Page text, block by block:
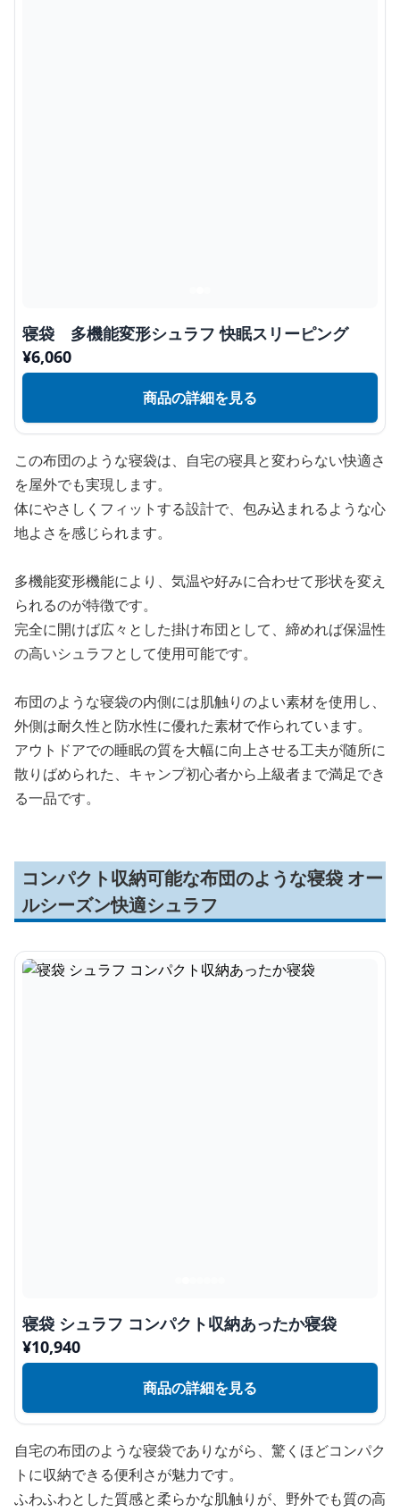
寝袋 多機能変形シュラフ 快眠スリーピング
¥6,060
商品の詳細を見る
この布団のような寝袋は、自宅の寝具と変わらない快適さ
を屋外でも実現します。
体にやさしくフィットする設計で、包み込まれるような心
地よさを感じられます。
多機能変形機能により、気温や好みに合わせて形状を変え
られるのが特徴です。
完全に開けば広々とした掛け布団として、締めれば保温性
の高いシュラフとして使用可能です。
布団のような寝袋の内側には肌触りのよい素材を使用し、
外側は耐久性と防水性に優れた素材で作られています。
アウトドアでの睡眠の質を大幅に向上させる工夫が随所に
散りばめられた、キャンプ初心者から上級者まで満足でき
る一品です。
コンパクト収納可能な布団のような寝袋 オー
ルシーズン快適シュラフ
寝袋 シュラフ コンパクト収納あったか寝袋
¥10,940
商品の詳細を見る
自宅の布団のような寝袋でありながら、驚くほどコンパク
トに収納できる便利さが魅力です。
ふわふわとした質感と柔らかな肌触りが、野外でも質の高